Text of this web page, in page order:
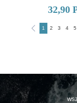
32,90
1 2 3 4 5